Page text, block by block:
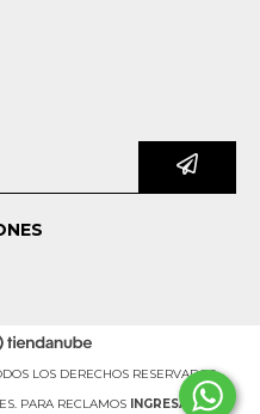
LOS DERECHOS RESERVADOS.
PARA RECLAMOS
INGRESÁ ACÁ.